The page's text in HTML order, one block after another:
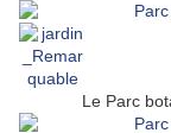
Le Parc